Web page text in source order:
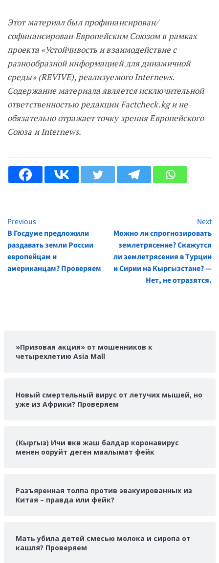
Этот материал был профинансирован/
софинансирован Европейским Союзом в рамках
проекта «Устойчивость и взаимодействие с
разнообразной информацией для динамичной
среды» (REVIVE), реализуемого Internews.
Содержание материала является исключительной
ответственностью редакции Factcheck.kg и не
обязательно отражает точку зрения Европейского
Союза и Internews.
Continue
Reading
Previous
В Госдуме предложили
раздавать земли России
европейцам и
американцам? Проверяем
Next
Можно ли спрогнозировать
землетрясение? Скажутся
ли землетрясения в Турции
и Сирии на Кыргызстане? —
Нет, не отразятся.
»Призовая акция» от мошенников к
четырехлетию Asia Mall
Новый смертельный вирус от летучих мышей, но
уже из Африки? Проверяем
(Кыргыз) Ичи өткөн жаш балдар коронавирус
менен ооруйт деген маалымат фейк
Разъяренная толпа против эвакуированных из
Китая – правда или фейк?
Мать убила детей смесью молока и сиропа от
кашля? Проверяем